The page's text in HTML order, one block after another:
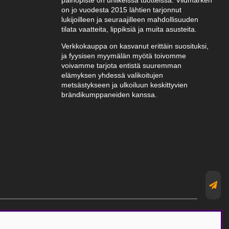
on jo vuodesta 2015 lähtien tarjonnut
lukijoilleen ja seuraajilleen mahdollisuuden
tilata vaatteita, lippiksiä ja muita asusteita.
Verkkokauppa on kasvanut erittäin suosituksi,
ja fyysisen myymälän myötä toivomme
voivamme tarjota entistä suuremman
elämyksen yhdessä valikoitujen
metsästykseen ja ulkoiluun keskittyvien
brändikumppaneiden kanssa.